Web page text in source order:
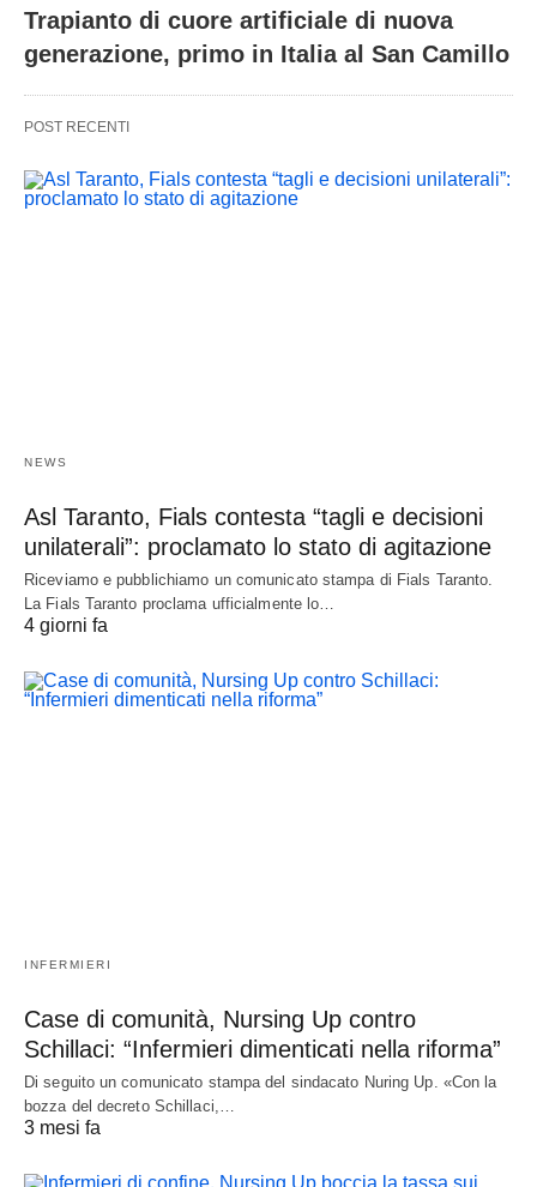
Trapianto di cuore artificiale di nuova
generazione, primo in Italia al San Camillo
POST RECENTI
NEWS
Asl Taranto, Fials contesta “tagli e decisioni
unilaterali”: proclamato lo stato di agitazione
Riceviamo e pubblichiamo un comunicato stampa di Fials Taranto.
La Fials Taranto proclama ufficialmente lo…
4 giorni fa
INFERMIERI
Case di comunità, Nursing Up contro
Schillaci: “Infermieri dimenticati nella riforma”
Di seguito un comunicato stampa del sindacato Nuring Up. «Con la
bozza del decreto Schillaci,…
3 mesi fa